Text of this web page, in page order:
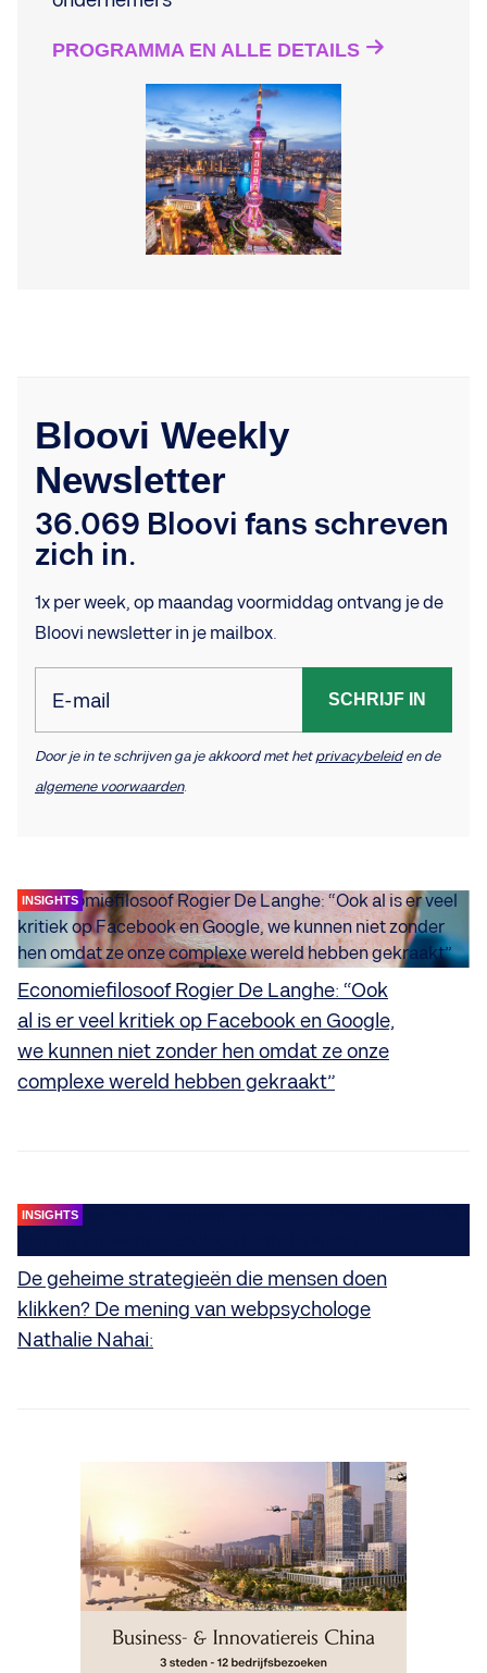
PROGRAMMA EN ALLE DETAILS
Bloovi Weekly
Newsletter
36.069 Bloovi fans schreven
zich in.
1x per week, op maandag voormiddag ontvang je de
Bloovi newsletter in je mailbox.
E-mail SCHRIJF IN
Door je in te schrijven ga je akkoord met hetprivacybeleiden de
algemene voorwaarden.
INSIGHTS
Economiefilosoof Rogier De Langhe: “Ook
al is er veel kritiek op Facebook en Google,
we kunnen niet zonder hen omdat ze onze
complexe wereld hebben gekraakt”
INSIGHTS
De geheime strategieën die mensen doen
klikken? De mening van webpsychologe
Nathalie Nahai: